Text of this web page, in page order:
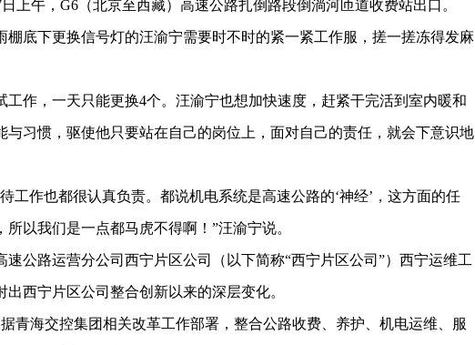
午，G6（北京至西藏）高速公路扎倒路段倒淌河匝道收费站出口。
底下更换信号灯的汪渝宁需要时不时的紧一紧工作服，搓一搓冻得发麻
作，一天只能更换4个。汪渝宁也想加快速度，赶紧干完活到室内暖和
习惯，驱使他只要站在自己的岗位上，面对自己的责任，就会下意识地
作也都很认真负责。都说机电系统是高速公路的‘神经’，这方面的任
以我们是一点都马虎不得啊！”汪渝宁说。
路运营分公司西宁片区公司（以下简称“西宁片区公司”）西宁运维工
西宁片区公司整合创新以来的深层变化。
海交控集团相关改革工作部署，整合公路收费、养护、机电运维、服